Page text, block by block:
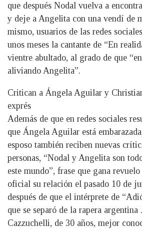
que después Nodal vuelva a
y deje a Angelita con una vendí de
mismo, usuarios de las redes
unos meses la cantante de “En
vientre abultado, al grado de que
aliviando Angelita”.
Critican a Ángela Aguilar y
exprés
Además de que en redes sociales
que Ángela Aguilar está
esposo también reciben nuevas
personas, “Nodal y Angelita son
este mundo”, frase que gana
oficial su relación el pasado 10 de
después de que el intérprete de
que se separó de la rapera
Cazzuchelli, de 30 años, mejor